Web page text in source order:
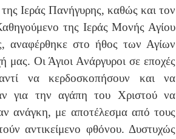
Ιεράς Πανήγυρης, καθώς και τον
της Ιεράς Μονής Αγίου
αναφέρθηκε στο ήθος των Αγίων
μας. Οι Άγιοι Ανάργυροι σε εποχές
να κερδοσκοπήσουν και να
για την αγάπη του Χριστού να
ανάγκη, με αποτέλεσμα από τους
αντικείμενο φθόνου. Δυστυχώς